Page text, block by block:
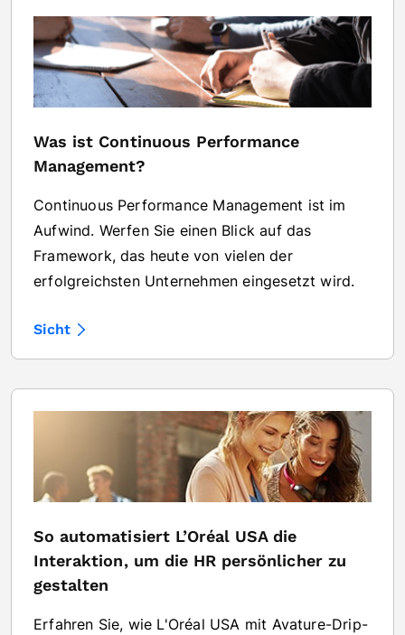
Was ist Continuous Performance
Management?
Continuous Performance Management ist im
Aufwind. Werfen Sie einen Blick auf das
Framework, das heute von vielen der
erfolgreichsten Unternehmen eingesetzt wird.
Sicht
So automatisiert L’Oréal USA die
Interaktion, um die HR persönlicher zu
gestalten
Erfahren Sie, wie L'Oréal USA mit Avature-Drip-